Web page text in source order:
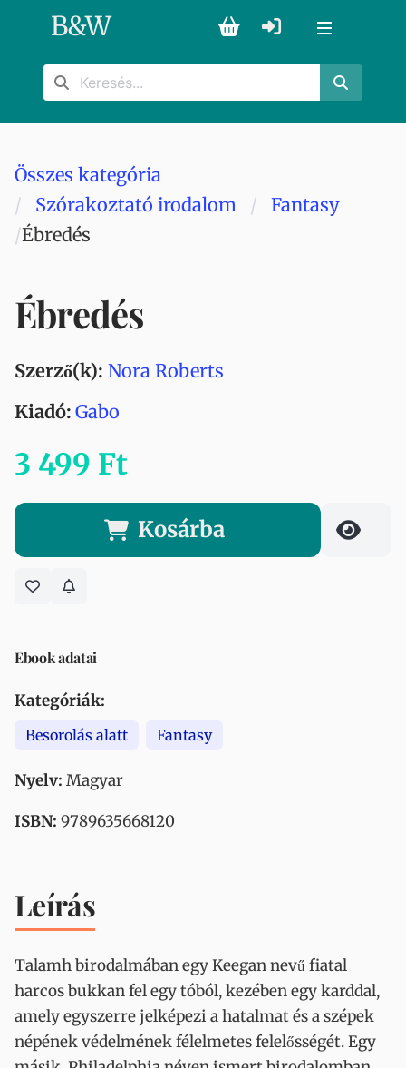
B&W
Összes kategória
Szórakoztató irodalom
Fantasy
Ébredés
Ébredés
Szerző(k): Nora Roberts
Kiadó: Gabo
3 499 Ft
Kosárba
Ebook adatai
Kategóriák:
Besorolás alatt Fantasy
Nyelv: Magyar
ISBN: 9789635668120
Leírás
Talamh birodalmában egy Keegan nevű fiatal
harcos bukkan fel egy tóból, kezében egy karddal,
amely egyszerre jelképezi a hatalmat és a szépek
népének védelmének félelmetes felelősségét. Egy